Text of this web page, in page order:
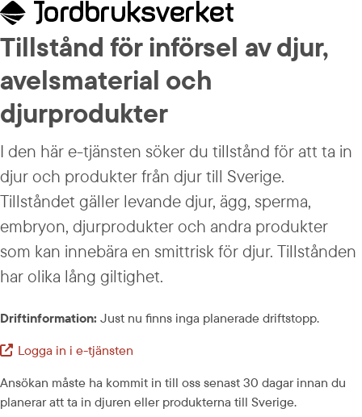
Tillstånd för införsel av djur,
avelsmaterial och
djurprodukter
I den här e-tjänsten söker du tillstånd för att ta in
djur och produkter från djur till Sverige.
Tillståndet gäller levande djur, ägg, sperma,
embryon, djurprodukter och andra produkter
som kan innebära en smittrisk för djur. Tillstånden
har olika lång giltighet.
Driftinformation: Just nu finns inga planerade driftstopp.
Extern länk.
Logga in i e-tjänsten
Ansökan måste ha kommit in till oss senast 30 dagar innan du
planerar att ta in djuren eller produkterna till Sverige.